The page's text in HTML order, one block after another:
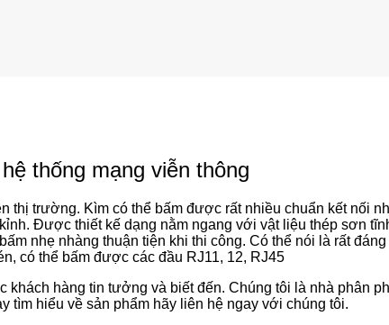
thống mạng viễn thông
thị trường. Kìm có thể bấm được rất nhiều chuẩn kết nối
Được thiết kế dạng nằm ngang với vật liệu thép sơn
nhẹ nhàng thuận tiện khi thi công. Có thể nói là rất
có thể bấm được các đầu RJ11, 12, RJ45
khách hàng tin tưởng và biết đến. Chúng tôi là nhà phân
tìm hiểu về sản phẩm hãy liên hệ ngay với chúng tôi.